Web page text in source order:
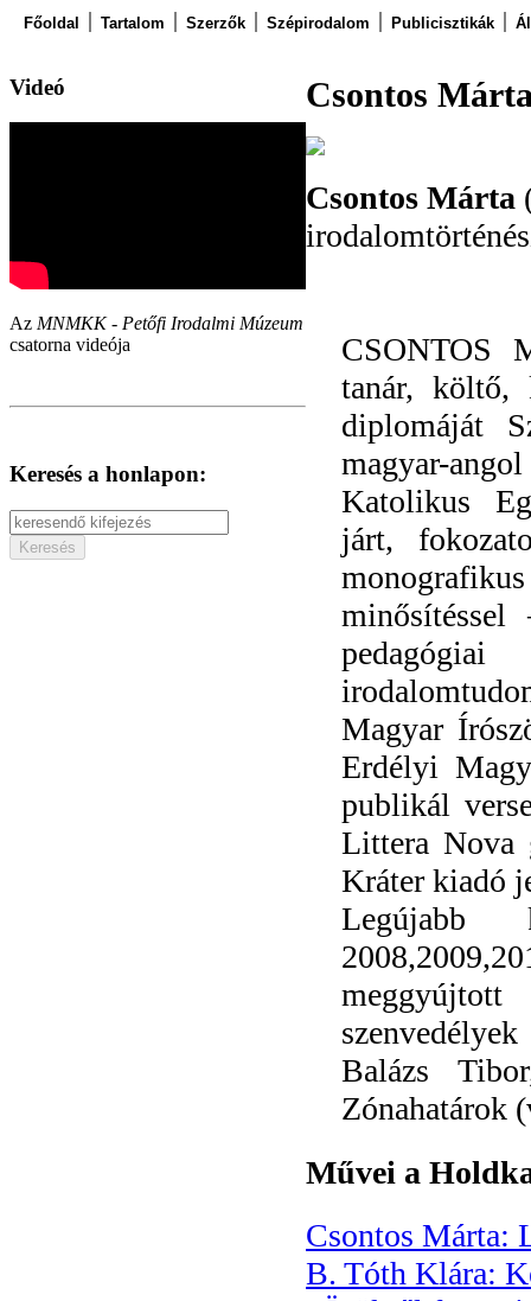
Főoldal Tartalom Szerzők Szépirodalom Publicisztikák
Videó
Az MNMKK - Petőfi Irodalmi Múzeum
csatorna videója
Keresés a honlapon:
Csontos
Csontos Márta
CSONTOS
tanár, költő,
diplomáját
magyar-
Katolikus
járt,
minősítéssel
Magyar
Erdélyi
publikál
Littera Nova
Kráter kiadó
Legújabb
Balázs
Zónahatárok
Művei a
Csontos Márta:
B. Tóth Klára: